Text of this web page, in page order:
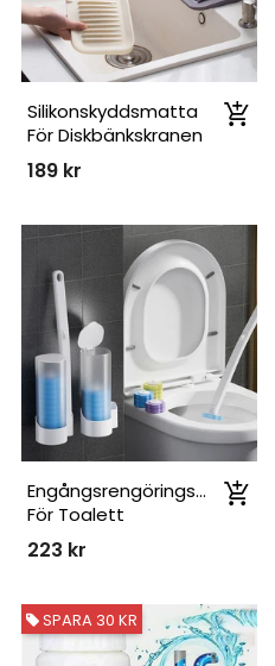
Silikonskyddsmatta
För Diskbänkskranen
Som Förhindrar
Stänk
189 kr
Engångsrengöringsverktyg
För Toalett
223 kr
SPARA 30 KR